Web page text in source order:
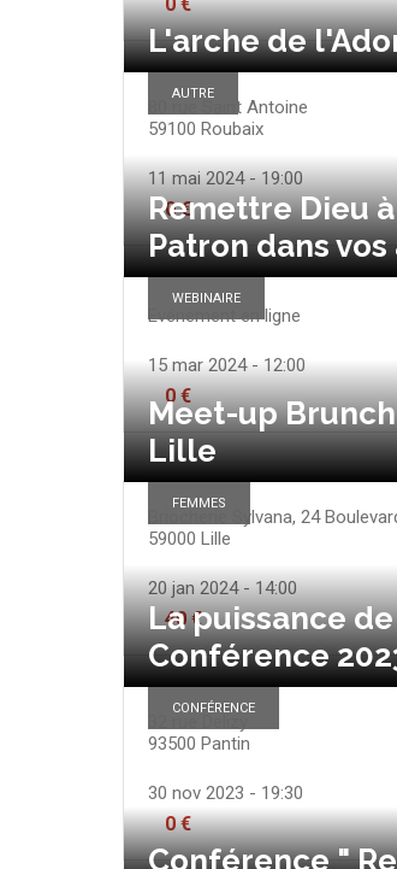
AUTRE
L'arche de
80 rue Saint Antoine
59100 Roubaix
11 mai 2024 - 19:00
0 €
WEBINAIRE
Remettre Dieu
Patron dans
Evénement en ligne
15 mar 2024 - 12:00
0 €
FEMMES
Meet-up
Lille
Briocherie Sylvana, 24
59000 Lille
20 jan 2024 - 14:00
40 €
CONFÉRENCE
La puissance
Conférence
93500 Pantin
30 nov 2023 - 19:30
0 €
Conférence "